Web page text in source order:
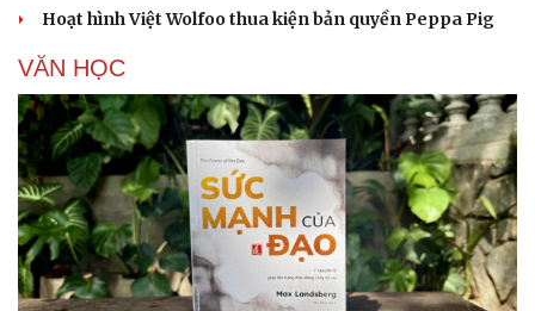
Hoạt hình Việt Wolfoo thua kiện bản quyền Peppa Pig
VĂN HỌC